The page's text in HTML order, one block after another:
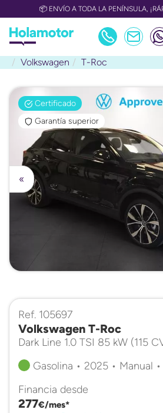
📦 ENVÍO A TODA LA PENÍNSULA,
Volkswagen T-Roc
Certificado
Garantía superior
«
Ref. 105697
Volkswagen T-Roc
Dark Line 1.0 TSI 85 kW (115
Gasolina • 2025 • Manual
Financia desde
277€/mes*